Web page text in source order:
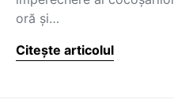
oră şi…
Citește articolul